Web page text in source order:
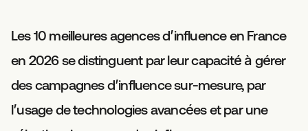
Les 10 meilleures agences d’influence en France
en 2026 se distinguent par leur capacité à gérer
des campagnes d’influence sur-mesure, par
l’usage de technologies avancées et par une